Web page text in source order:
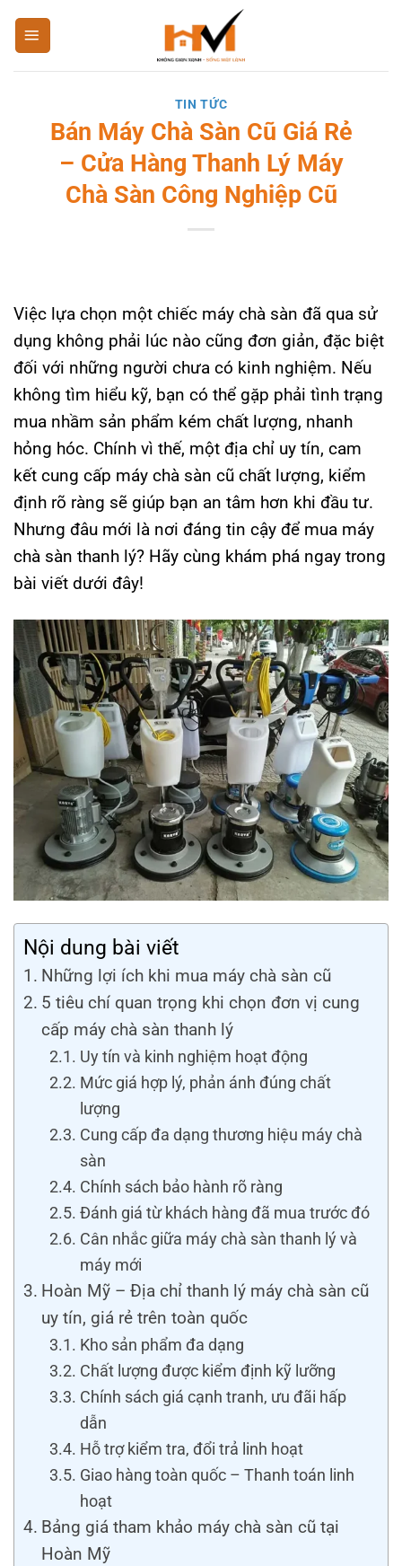
qua
nội
TIN TỨC
Bán Máy Chà Sàn Cũ Giá Rẻ
– Cửa Hàng Thanh Lý Máy
Chà Sàn Công Nghiệp Cũ
Việc lựa chọn một chiếc máy chà sàn đã qua sử
dụng không phải lúc nào cũng đơn giản, đặc biệt
đối với những người chưa có kinh nghiệm. Nếu
không tìm hiểu kỹ, bạn có thể gặp phải tình trạng
mua nhầm sản phẩm kém chất lượng, nhanh
hỏng hóc. Chính vì thế, một địa chỉ uy tín, cam
kết cung cấp máy chà sàn cũ chất lượng, kiểm
định rõ ràng sẽ giúp bạn an tâm hơn khi đầu tư.
Nhưng đâu mới là nơi đáng tin cậy để mua máy
chà sàn thanh lý? Hãy cùng khám phá ngay trong
bài viết dưới đây!
Nội dung bài viết
Những lợi ích khi mua máy chà sàn cũ
5 tiêu chí quan trọng khi chọn đơn vị cung
cấp máy chà sàn thanh lý
Uy tín và kinh nghiệm hoạt động
Mức giá hợp lý, phản ánh đúng chất
lượng
Cung cấp đa dạng thương hiệu máy chà
sàn
Chính sách bảo hành rõ ràng
Đánh giá từ khách hàng đã mua trước đó
Cân nhắc giữa máy chà sàn thanh lý và
máy mới
Hoàn Mỹ – Địa chỉ thanh lý máy chà sàn cũ
uy tín, giá rẻ trên toàn quốc
Kho sản phẩm đa dạng
Chất lượng được kiểm định kỹ lưỡng
Chính sách giá cạnh tranh, ưu đãi hấp
dẫn
Hỗ trợ kiểm tra, đổi trả linh hoạt
Giao hàng toàn quốc – Thanh toán linh
hoạt
Bảng giá tham khảo máy chà sàn cũ tại
Hoàn Mỹ